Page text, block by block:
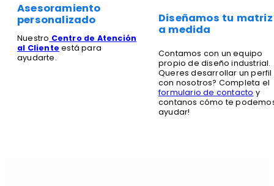
Asesoramiento
personalizado
Nuestro Centro de Atención
al Cliente está para
ayudarte.
Diseñamos tu matriz
a medida
Contamos con un equipo
propio de diseño industrial.
Queres desarrollar un perfil
con nosotros? Completa el
formulario de contacto y
contanos cómo te
ayudar!